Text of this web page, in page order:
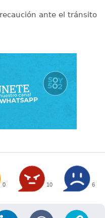
ante el tránsito
0 10 6